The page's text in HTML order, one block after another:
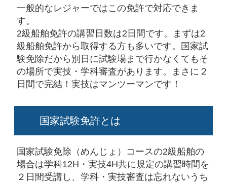
一般的なレジャーではこの免許で対応できま
す。
2級船舶免許の講習日数は2日間です。まずは2
級船舶免許から取得する方も多いです。国家試
験免除だから別日に試験場まで行かなくてもそ
の場所で実技・学科審査があります。まさに２
日間で完結！実技はマンツーマンです！
国家試験免許とは
国家試験免除（めんじょ）コースの2級船舶の
場合は学科12H・実技4H共に規定の講習時間を
２日間受講し、学科・実技審査は忘れないうち